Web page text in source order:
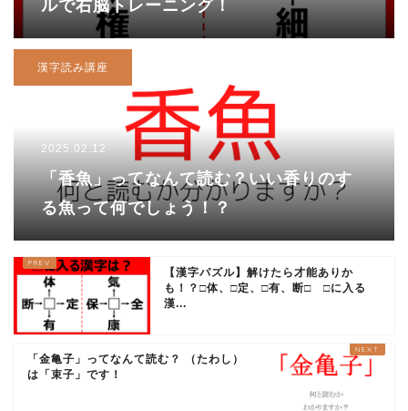
ルで右脳トレーニング！
漢字読み講座
2025.02.12
「香魚」ってなんて読む？いい香りのす
る魚って何でしょう！？
【漢字パズル】解けたら才能ありか
も！？□体、□定、□有、断□ □に入る
漢...
「金亀子」ってなんて読む？ （たわし）
は「束子」です！